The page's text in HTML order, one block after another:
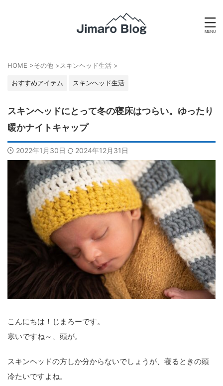
HOME >その他 >スキンヘッド生活 >
おすすめアイテム スキンヘッド生活
スキンヘッドにとって冬の寝床はつらい。ゆったり
暖かナイトキャップ
2022年1月30日 2024年12月31日
こんにちは！じまろーです。
寒いですね～、頭が。
スキンヘッドの方しか分からないでしょうが、寝るときの頭
冷たいですよね。